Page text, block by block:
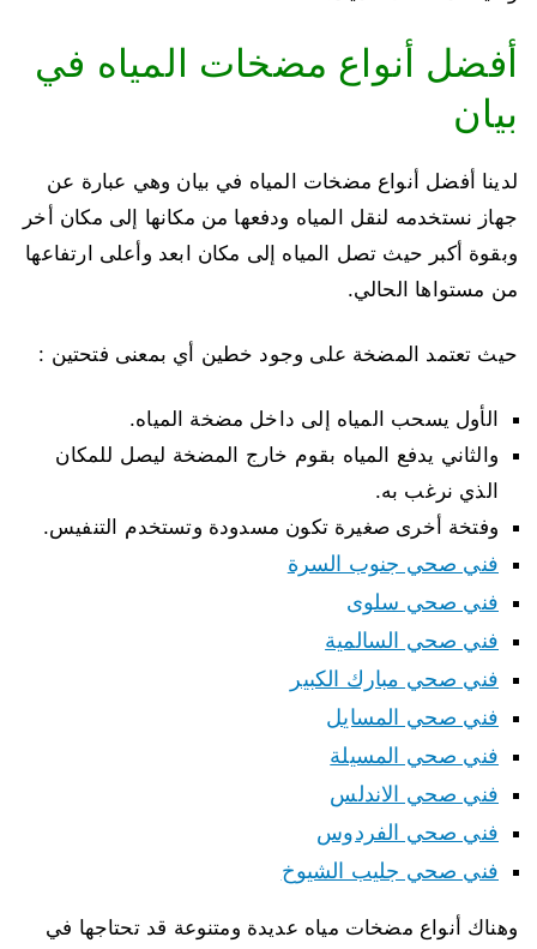
أفضل أنواع مضخات المياه في
بيان
لدينا أفضل أنواع مضخات المياه في بيان وهي عبارة عن
جهاز نستخدمه لنقل المياه ودفعها من مكانها إلى مكان أخر
وبقوة أكبر حيث تصل المياه إلى مكان ابعد وأعلى ارتفاعها
من مستواها الحالي.
حيث تعتمد المضخة على وجود خطين أي بمعنى فتحتين :
الأول يسحب المياه إلى داخل مضخة المياه.
والثاني يدفع المياه بقوم خارج المضخة ليصل للمكان
الذي نرغب به.
وفتخة أخرى صغيرة تكون مسدودة وتستخدم التنفيس.
فني صحي جنوب السرة
فني صحي سلوى
فني صحي السالمية
فني صحي مبارك الكبير
فني صحي المسايل
فني صحي المسيلة
فني صحي الاندلس
فني صحي الفردوس
فني صحي جليب الشيوخ
وهناك أنواع مضخات مياه عديدة ومتنوعة قد تحتاجها في